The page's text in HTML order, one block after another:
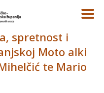
spretnost i
Moto alki
te Mario